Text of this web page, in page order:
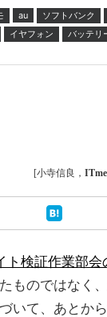
au ソフトバンク
イヤフォン バッテリ
[小寺信良，
ト検証作業部会
ものではなく
いて、あとか